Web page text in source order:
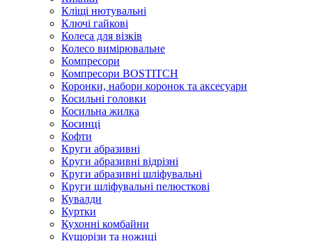
Кліщі нютувальні
Ключі гайкові
Колеса для візків
Колесо вимірювальне
Компресори
Компресори BOSTITCH
Коронки, набори коронок та аксесуари
Косильні головки
Косильна жилка
Косинці
Кофти
Круги абразивні
Круги абразивні відрізні
Круги абразивні шліфувальні
Круги шліфувальні пелюсткові
Кувалди
Куртки
Кухонні комбайни
Кущорізи та ножиці